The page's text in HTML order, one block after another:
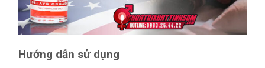
Hướng dẫn sử dụng